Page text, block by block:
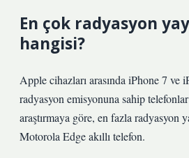
En çok radyasyon
hangisi?
Apple cihazları arasında iPhone 7 ve
radyasyon emisyonuna sahip
araştırmaya göre, en fazla radyasyon
Motorola Edge akıllı telefon.